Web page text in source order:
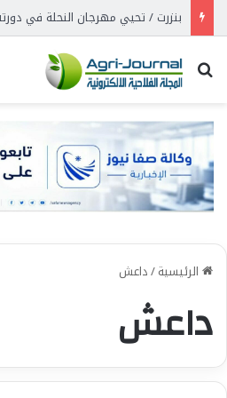
بنزرت / تحيي مهرجان النحلة في
بحث عن
الرئيسية/داعش
داعش